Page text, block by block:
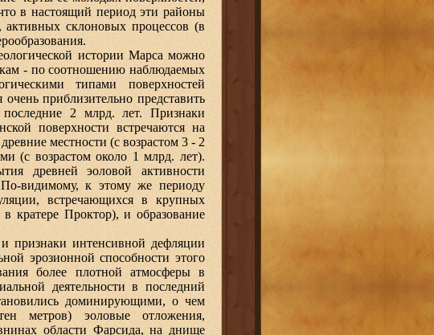
в настоящий период эти районы
активных склоновых процессов (в
истории Марса можно
- по соотношению наблюдаемых
типами поверхностей
приблизительно представить
2 млрд. лет. Признаки
поверхности встречаются на
местности (с возрастом 3 - 2
(с возрастом около 1 млрд. лет).
древней эоловой активности
видимому, к этому же периоду
встречающихся в крупных
кратере Проктор), и образование
признаки интенсивной дефляции
эрозионной способности этого
более плотной атмосферы в
деятельности в последний
доминирующими, о чем
метров) эоловые отложения,
области Фарсида, на днище